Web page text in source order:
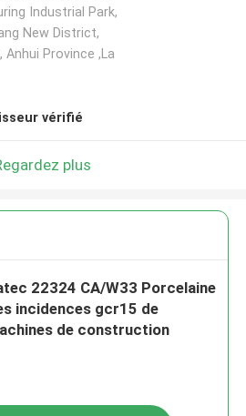
Industrial Park,
New District,
Anhui Province ,La
vérifié
plus
22324 CA/W33 Porcelaine
incidences gcr15 de
de construction